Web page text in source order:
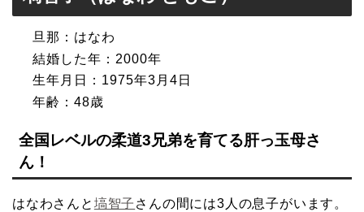
旦那：はなわ
結婚した年：2000年
生年月日：1975年3月4日
年齢：48歳
全国レベルの柔道3兄弟を育てる肝っ玉母さ
ん！
はなわさんと 塙智子 さんの間には3人の息子がいます。